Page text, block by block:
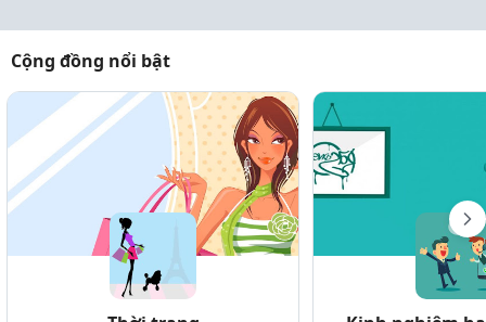
Cộng đồng nổi bật